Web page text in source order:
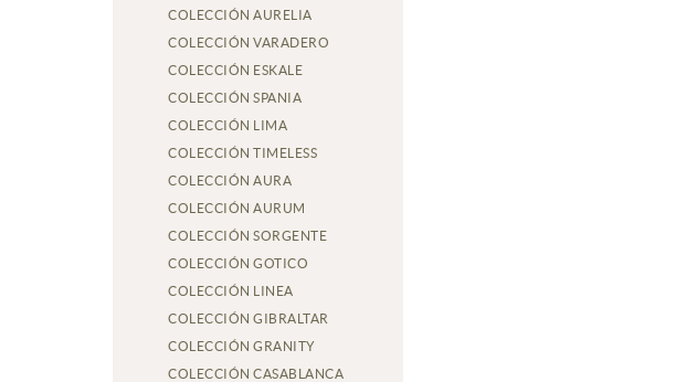
COLECCIÓN AURELIA
COLECCIÓN VARADERO
COLECCIÓN ESKALE
COLECCIÓN SPANIA
COLECCIÓN LIMA
COLECCIÓN TIMELESS
COLECCIÓN AURA
COLECCIÓN AURUM
COLECCIÓN SORGENTE
COLECCIÓN GOTICO
COLECCIÓN LINEA
COLECCIÓN GIBRALTAR
COLECCIÓN GRANITY
COLECCIÓN CASABLANCA